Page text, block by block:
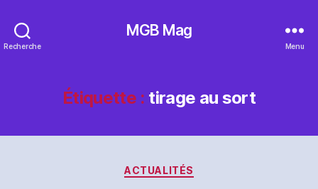
Recherche
MGB Mag
Menu
Étiquette : tirage au sort
Catégories
ACTUALITÉS